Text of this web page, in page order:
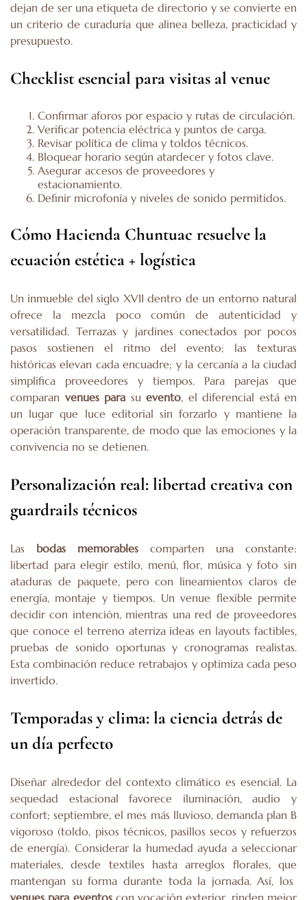
dejan de ser una etiqueta de directorio y se convierte en
un criterio de curaduría que alinea belleza, practicidad y
presupuesto.
Checklist esencial para visitas al venue
Confirmar aforos por espacio y rutas de circulación.
Verificar potencia eléctrica y puntos de carga.
Revisar política de clima y toldos técnicos.
Bloquear horario según atardecer y fotos clave.
Asegurar accesos de proveedores y
estacionamiento.
Definir microfonía y niveles de sonido permitidos.
Cómo Hacienda Chuntuac resuelve la
ecuación estética + logística
Un inmueble del siglo XVII dentro de un entorno natural
ofrece la mezcla poco común de autenticidad y
versatilidad. Terrazas y jardines conectados por pocos
pasos sostienen el ritmo del evento; las texturas
históricas elevan cada encuadre; y la cercanía a la ciudad
simplifica proveedores y tiempos. Para parejas que
comparan venues para su evento, el diferencial está en
un lugar que luce editorial sin forzarlo y mantiene la
operación transparente, de modo que las emociones y la
convivencia no se detienen.
Personalización real: libertad creativa con
guardrails técnicos
Las bodas memorables comparten una constante:
libertad para elegir estilo, menú, flor, música y foto sin
ataduras de paquete, pero con lineamientos claros de
energía, montaje y tiempos. Un venue flexible permite
decidir con intención, mientras una red de proveedores
que conoce el terreno aterriza ideas en layouts factibles,
pruebas de sonido oportunas y cronogramas realistas.
Esta combinación reduce retrabajos y optimiza cada peso
invertido.
Temporadas y clima: la ciencia detrás de
un día perfecto
Diseñar alrededor del contexto climático es esencial. La
sequedad estacional favorece iluminación, audio y
confort; septiembre, el mes más lluvioso, demanda plan B
vigoroso (toldo, pisos técnicos, pasillos secos y refuerzos
de energía). Considerar la humedad ayuda a seleccionar
materiales, desde textiles hasta arreglos florales, que
mantengan su forma durante toda la jornada. Así, los